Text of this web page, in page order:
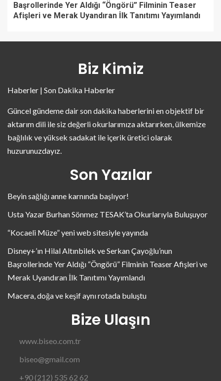
Başrollerinde Yer Aldığı “Öngörü” Filminin Teaser
Afişleri ve Merak Uyandıran İlk Tanıtımı Yayımlandı
Biz Kimiz
Haberler | Son Dakika Haberler
Güncel gündeme dair son dakika haberlerini en objektif bir
aktarım dili ile siz değerli okurlarımıza aktarırken, ülkemize
bağlılık ve yüksek sadakat ile içerik üretici olarak
huzurunuzdayız.
Son Yazılar
Beyin sağlığı anne karnında başlıyor!
Usta Yazar Burhan Sönmez TESAK’ta Okurlarıyla Buluşuyor
“Kocaeli Müze” yeni web sitesiyle yayında
Disney+’ın Hilal Altınbilek ve Serkan Çayoğlu’nun
Başrollerinde Yer Aldığı “Öngörü” Filminin Teaser Afişleri ve
Merak Uyandıran İlk Tanıtımı Yayımlandı
Macera, doğa ve keşif aynı rotada buluştu
Bize Ulaşın
www.biseo.com.tr
biseo@gmail.com
+90 (212) 535 62 62